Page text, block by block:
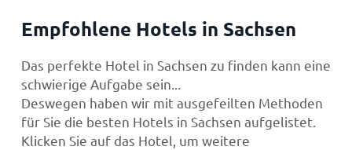
Empfohlene Hotels in Sachsen
Das perfekte Hotel in Sachsen zu finden kann eine
schwierige Aufgabe sein...
Deswegen haben wir mit ausgefeilten Methoden
für Sie die besten Hotels in Sachsen aufgelistet.
Klicken Sie auf das Hotel, um weitere